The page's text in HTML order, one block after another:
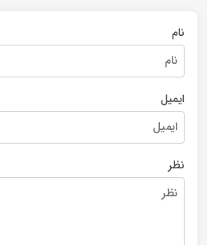
نام
ایمیل
نظر